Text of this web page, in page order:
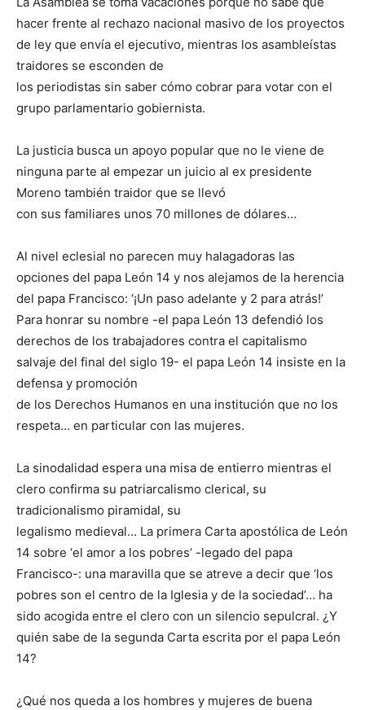
hacer frente al rechazo nacional masivo de los proyectos
de ley que envía el ejecutivo, mientras los asambleístas
traidores se esconden de
los periodistas sin saber cómo cobrar para votar con el
grupo parlamentario gobiernista.
La justicia busca un apoyo popular que no le viene de
ninguna parte al empezar un juicio al ex presidente
Moreno también traidor que se llevó
con sus familiares unos 70 millones de dólares…
Al nivel eclesial no parecen muy halagadoras las
opciones del papa León 14 y nos alejamos de la herencia
del papa Francisco: ‘¡Un paso adelante y 2 para atrás!’
Para honrar su nombre -el papa León 13 defendió los
derechos de los trabajadores contra el capitalismo
salvaje del final del siglo 19- el papa León 14 insiste en la
defensa y promoción
de los Derechos Humanos en una institución que no los
respeta… en particular con las mujeres.
La sinodalidad espera una misa de entierro mientras el
clero confirma su patriarcalismo clerical, su
tradicionalismo piramidal, su
legalismo medieval… La primera Carta apostólica de León
14 sobre ‘el amor a los pobres’ -legado del papa
Francisco-: una maravilla que se atreve a decir que ‘los
pobres son el centro de la Iglesia y de la sociedad’… ha
sido acogida entre el clero con un silencio sepulcral. ¿Y
quién sabe de la segunda Carta escrita por el papa León
14?
¿Qué nos queda a los hombres y mujeres de buena